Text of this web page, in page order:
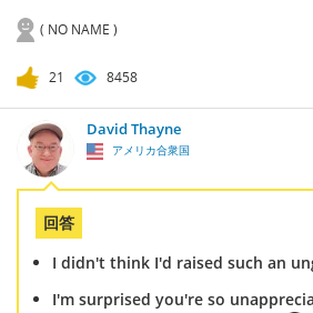
( NO NAME )
21 8458
David Thayne
アメリカ合衆国
回答
I didn't think I'd raised such an
I'm surprised you're so